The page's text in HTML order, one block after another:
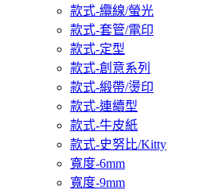
款式-纜線/螢光
款式-套管/電印
款式-定型
款式-創意系列
款式-緞帶/燙印
款式-連續型
款式-牛皮紙
款式-史努比/Kitty
寬度-6mm
寬度-9mm